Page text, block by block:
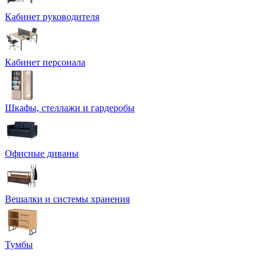
Кабинет руководителя
Кабинет персонала
Шкафы, стеллажи и гардеробы
Офисные диваны
Вешалки и системы хранения
Тумбы